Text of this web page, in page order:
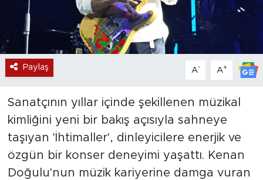
Paylaş A- A+
Sanatçının yıllar içinde şekillenen müzikal
kimliğini yeni bir bakış açısıyla sahneye
taşıyan 'İhtimaller', dinleyicilere enerjik ve
özgün bir konser deneyimi yaşattı. Kenan
Doğulu'nun müzik kariyerine damga vuran